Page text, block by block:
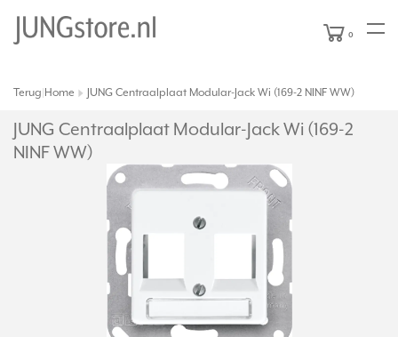
0
Terug Home JUNG Centraalplaat Modular-Jack Wi (169-2 NINF WW)
JUNG Centraalplaat Modular-Jack Wi (169-2
NINF WW)